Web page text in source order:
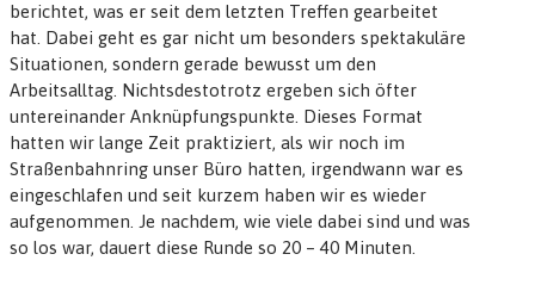
berichtet, was er seit dem letzten Treffen gearbeitet
hat. Dabei geht es gar nicht um besonders spektakuläre
Situationen, sondern gerade bewusst um den
Arbeitsalltag. Nichtsdestotrotz ergeben sich öfter
untereinander Anknüpfungspunkte. Dieses Format
hatten wir lange Zeit praktiziert, als wir noch im
Straßenbahnring unser Büro hatten, irgendwann war es
eingeschlafen und seit kurzem haben wir es wieder
aufgenommen. Je nachdem, wie viele dabei sind und was
so los war, dauert diese Runde so 20 – 40 Minuten.